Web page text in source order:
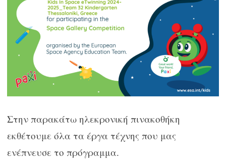
Στην παρακάτω ηλεκρονική πινακοθήκη
εκθέτουμε όλα τα έργα τέχνης που μας
ενέπνευσε το πρόγραμμα.